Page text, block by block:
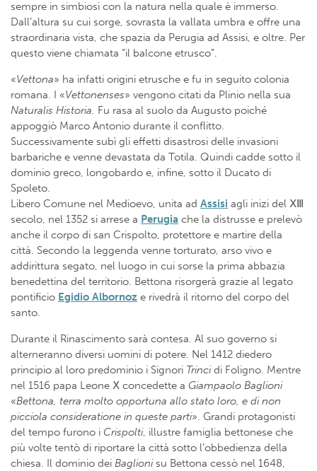
sempre in simbiosi con la natura nella quale è immerso.
Dall’altura su cui sorge, sovrasta la vallata umbra e offre una
straordinaria vista, che spazia da Perugia ad Assisi, e oltre. Per
questo viene chiamata “il balcone etrusco”.
«Vettona» ha infatti origini etrusche e fu in seguito colonia
romana. I «Vettonenses» vengono citati da Plinio nella sua
Naturalis Historia. Fu rasa al suolo da Augusto poiché
appoggiò Marco Antonio durante il conflitto.
Successivamente subì gli effetti disastrosi delle invasioni
barbariche e venne devastata da Totila. Quindi cadde sotto il
dominio greco, longobardo e, infine, sotto il Ducato di
Spoleto.
Libero Comune nel Medioevo, unita ad Assisi agli inizi del ⅩⅢ
secolo, nel 1352 si arrese a Perugia che la distrusse e prelevò
anche il corpo di san Crispolto, protettore e martire della
città. Secondo la leggenda venne torturato, arso vivo e
addirittura segato, nel luogo in cui sorse la prima abbazia
benedettina del territorio. Bettona risorgerà grazie al legato
pontificio Egidio Albornoz e rivedrà il ritorno del corpo del
santo.
Durante il Rinascimento sarà contesa. Al suo governo si
alterneranno diversi uomini di potere. Nel 1412 diedero
principio al loro predominio i Signori Trincidi Foligno. Mentre
nel 1516 papa Leone Ⅹ concedette a Giampaolo Baglioni
«Bettona, terra molto opportuna allo stato loro, e di non
picciola consideratione in queste parti». Grandi protagonisti
del tempo furono i Crispolti, illustre famiglia bettonese che
più volte tentò di riportare la città sotto l’obbedienza della
chiesa. Il dominio dei Baglionisu Bettona cessò nel 1648,